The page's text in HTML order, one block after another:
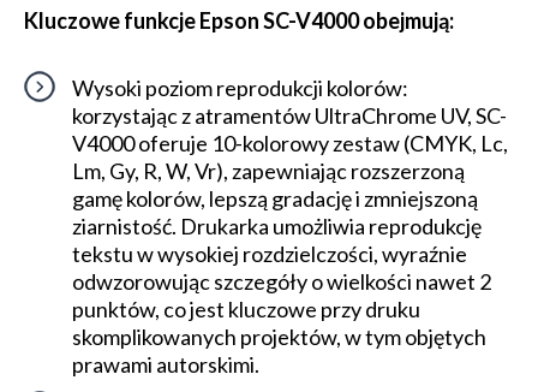
Kluczowe funkcje Epson SC-V4000 obejmują:
Wysoki poziom reprodukcji kolorów:
korzystając z atramentów UltraChrome UV, SC-
V4000 oferuje 10-kolorowy zestaw (CMYK, Lc,
Lm, Gy, R, W, Vr), zapewniając rozszerzoną
gamę kolorów, lepszą gradację i zmniejszoną
ziarnistość. Drukarka umożliwia reprodukcję
tekstu w wysokiej rozdzielczości, wyraźnie
odwzorowując szczegóły o wielkości nawet 2
punktów, co jest kluczowe przy druku
skomplikowanych projektów, w tym objętych
prawami autorskimi.